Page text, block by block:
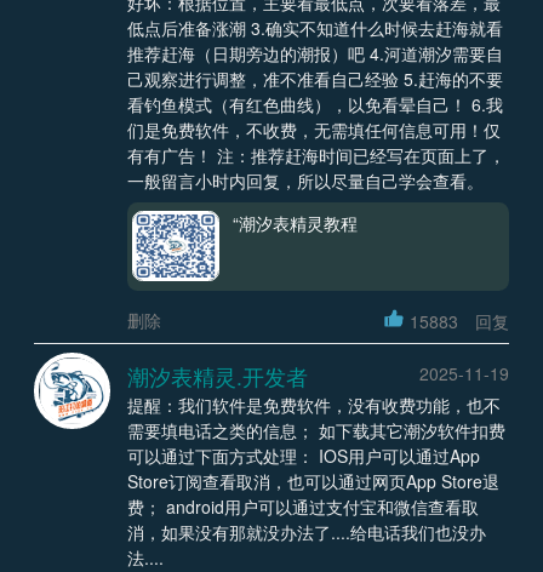
低点后准备涨潮 3.确实不知道什么时候去赶海就看
推荐赶海（日期旁边的潮报）吧 4.河道潮汐需要自
己观察进行调整，准不准看自己经验 5.赶海的不要
看钓鱼模式（有红色曲线），以免看晕自己！ 6.我
们是免费软件，不收费，无需填任何信息可用！仅
有有广告！ 注：推荐赶海时间已经写在页面上了，
一般留言小时内回复，所以尽量自己学会查看。
“潮汐表精灵教程
删除 15883 回复
潮汐表精灵.开发者
2025-11-19
提醒：我们软件是免费软件，没有收费功能，也不
需要填电话之类的信息； 如下载其它潮汐软件扣费
可以通过下面方式处理： IOS用户可以通过App
Store订阅查看取消，也可以通过网页App Store退
费； android用户可以通过支付宝和微信查看取
消，如果没有那就没办法了....给电话我们也没办
法....